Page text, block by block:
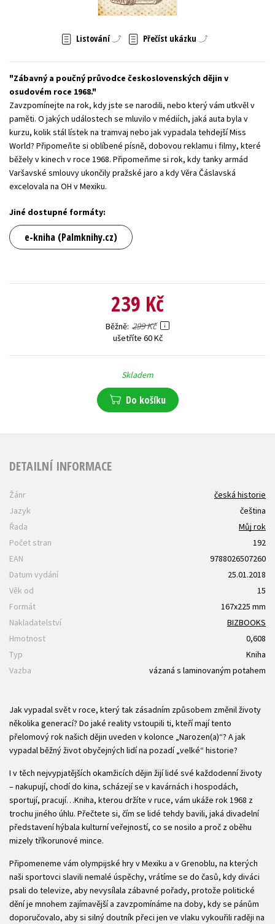
Zahraniční literatura
Všechny tituly
Listování Přečíst ukázku
Zábavný a poučný průvodce československých dějin v
osudovém roce 1968.
Zavzpomínejte na rok, kdy jste se narodili, nebo který vám utkvěl v
paměti. O jakých událostech se mluvilo v médiích, jaká auta byla v
kurzu, kolik stál lístek na tramvaj nebo jak vypadala tehdejší Miss
World? Připomeňte si oblíbené písně, dobovou reklamu i filmy, které
běžely v kinech v roce 1968. Připomeňme si rok, kdy tanky armád
Varšavské smlouvy ukončily pražské jaro a kdy Věra Čáslavská
excelovala na OH v Mexiku.
Jiné dostupné formáty:
e-kniha (Palmknihy.cz)
239 Kč
Běžně 299 Kč
ušetříte 60 Kč
Skladem
Do košíku
DETAILNÍ INFORMACE
Žánr
česká historie
Jazyk
čeština
Řada
Můj rok
Počet stran
192
EAN
9788026507260
Datum vydání
25.01.2018
Věk od
15
Formát
167x225 mm
Nakladatelství
BIZBOOKS
Hmotnost
0,608
Typ
Kniha
Vazba
vázaná s laminovaným potahem
Jak vypadal svět v roce, který tak zásadním způsobem změnil životy
několika generací? Do jaké reality vstoupili ti, kteří mají tento
přelomový rok našich dějin uveden v kolonce „Narozen(a)“? A jak
vypadal běžný život obyčejných lidí na pozadí „velké“ historie?
I v těch nejvypjatějších okamžicích dějin žijí lidé své každodenní životy
– nakupují, chodí do kina, scházejí se v kavárnách i hospodách,
sportují, pracují…Kniha, kterou držíte v ruce, vám ukáže rok 1968 z
trochu jiného úhlu. Přečtete si, čím se lidé tehdy bavili, jaká divadelní
představení hýbala kulturní veřejností, co se nosilo a proč z oběhu
mizely tříkorunové mince.
Připomeneme vám olympijské hry v Mexiku a v Grenoblu, na kterých
naši sportovci slavili nemalé úspěchy, vrátíme se do časů, kdy diváci
psali do televize, aby nevysílala zábavné pořady, protože politické
dění je mnohem zajímavější a zavzpomínáme na doby, kdy se pánům
doporučovalo, aby si silný doutník přeci jen ve vlaku vykouřili raději na